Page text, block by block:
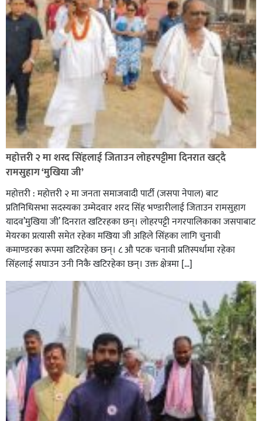
सिराहा-२ मा संजय यादव भिड्ने !
रक्तदान सेवामा जिल्लामै दोस्रो स्थान ल्याएकोमा जनमत नेताद्वय
रेडक्रस सिराहा द्वारा सम्मानित
सिराहाको औरहीमा जेन-जी भेला सम्पन्न
महोत्तरी २ मा शरद सिंहलाई जिताउन लोहरपट्टीमा दिनरात खट्दै
रामसुहाग ‘मुखिया जी’
महोत्तरी : महोत्तरी २ मा जनता समाजवादी पार्टी (जसपा नेपाल) बाट
प्रतिनिधिसभा सदस्यका उम्मेदवार शरद सिंह भण्डारीलाई जिताउन रामसुहाग
यादव’मुखिया जी’ दिनरात खटिरहका छन्। लोहरपट्टी नगरपालिकाका जसपाबाट
मेयरका प्रत्यासी समेत रहेका मखिया जी अहिले सिंहका लागि चुनावी
कमाण्डरका रूपमा खटिरहेका छन्। ८ औ पटक चनावी प्रतिस्पर्धामा रहेका
सिंहलाई सघाउन उनी निकै खटिरहेका छन्। उक्त क्षेत्रमा […]